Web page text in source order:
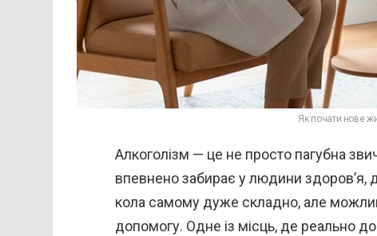
Як почати нове
Алкоголізм — це не просто пагубна
впевнено забирає у людини здоров’я,
кола самому дуже складно, але
допомогу. Одне із місць, де реально